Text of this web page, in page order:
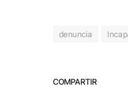
denuncia
COMPARTIR